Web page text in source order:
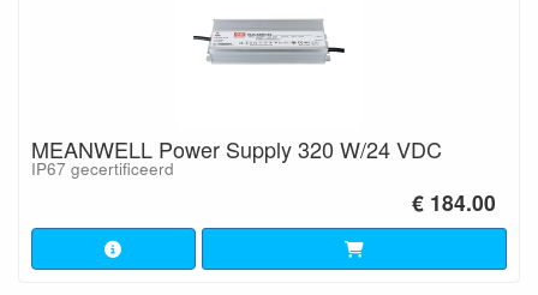
MEANWELL Power Supply 320 W/24 VDC
IP67 gecertificeerd
€ 184.00